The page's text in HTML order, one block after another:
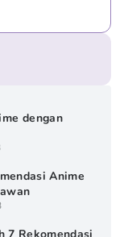
dengan
Anime